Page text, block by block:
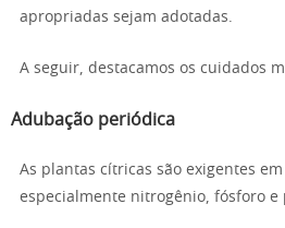
apropriadas sejam adotadas.
A seguir, destacamos os cuidados
Adubação periódica
As plantas cítricas são exigentes
especialmente nitrogênio, fósforo e